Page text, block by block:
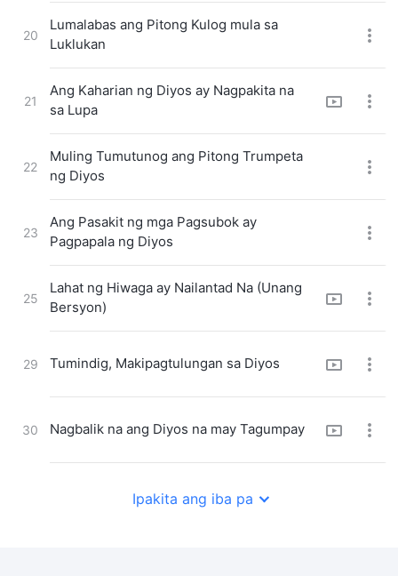
20
Lumalabas ang Pitong Kulog mula sa
Luklukan
21
Ang Kaharian ng Diyos ay Nagpakita na
sa Lupa
22
Muling Tumutunog ang Pitong Trumpeta
ng Diyos
23
Ang Pasakit ng mga Pagsubok ay
Pagpapala ng Diyos
25
Lahat ng Hiwaga ay Nailantad Na (Unang
Bersyon)
29 Tumindig, Makipagtulungan sa Diyos
30 Nagbalik na ang Diyos na may Tagumpay
Ipakita ang iba pa